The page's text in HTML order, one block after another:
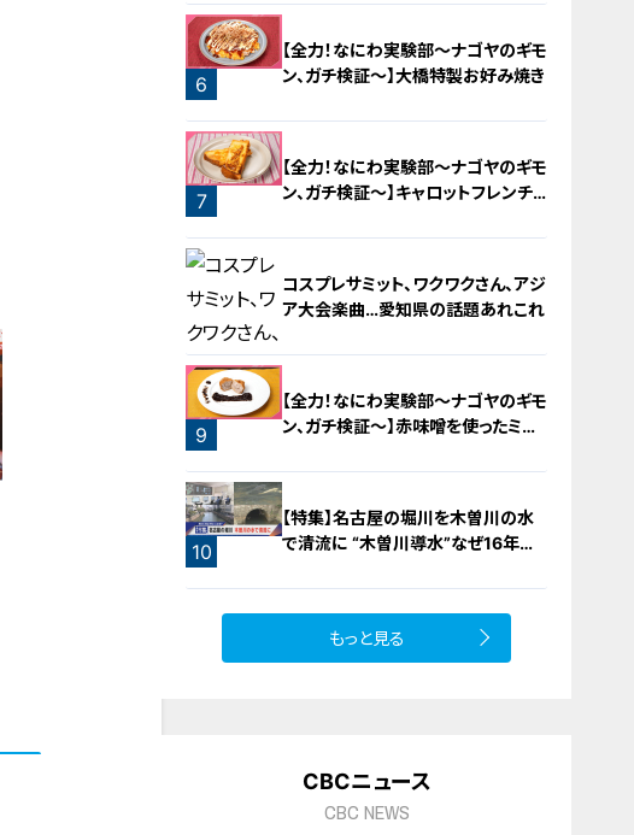
6
【全力！なにわ実験部～ナゴヤのギモ
ン、ガチ検証～】大橋特製お好み焼き
7
【全力！なにわ実験部～ナゴヤのギモ
ン、ガチ検証～】キャロットフレンチ
8
コスプレサミット、ワクワクさん、アジ
ア大会楽曲…愛知県の話題あれこれ
9
【全力！なにわ実験部～ナゴヤのギモ
ン、ガチ検証～】赤味噌を使ったミル
10
【特集】名古屋の堀川を木曽川の水
で清流に “木曽川導水”なぜ16年ぶ
もっと見る
CBCニュース
CBC NEWS